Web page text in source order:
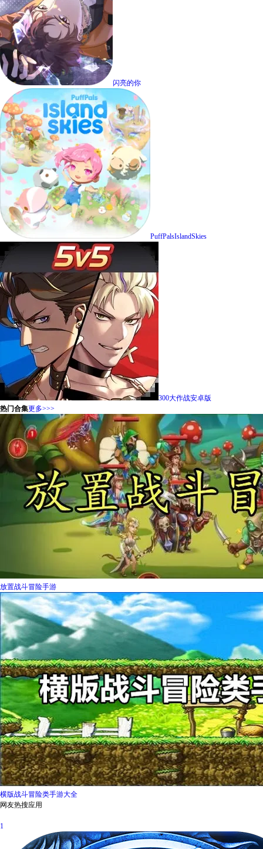
闪亮的你
PuffPalsIslandSkies
300大作战安卓版
热门合集更多>>>
放置战斗冒险手游
横版战斗冒险类手游大全
网友热搜应用
1